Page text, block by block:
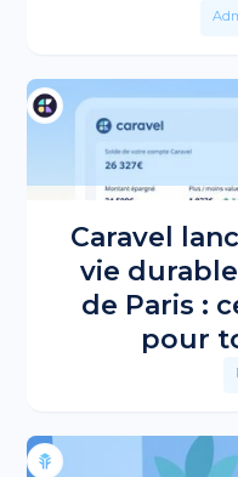
Caravel
vie
de Paris :
pour